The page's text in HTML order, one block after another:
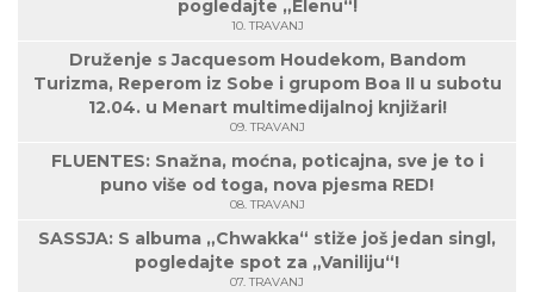
pogledajte „Elenu“!
10. TRAVANJ
Druženje s Jacquesom Houdekom, Bandom
Turizma, Reperom iz Sobe i grupom Boa II u subotu
12.04. u Menart multimedijalnoj knjižari!
09. TRAVANJ
FLUENTES: Snažna, moćna, poticajna, sve je to i
puno više od toga, nova pjesma RED!
08. TRAVANJ
SASSJA: S albuma „Chwakka“ stiže još jedan singl,
pogledajte spot za „Vaniliju“!
07. TRAVANJ